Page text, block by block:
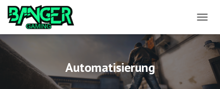
Automatisierung